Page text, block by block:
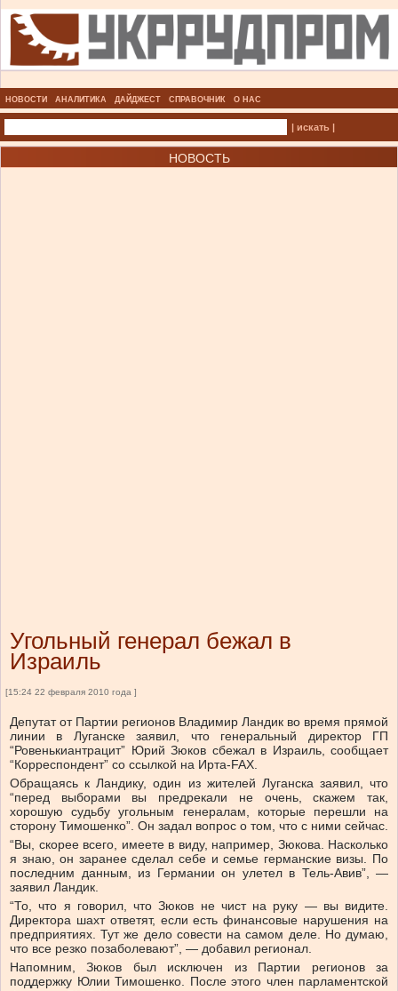
НОВОСТИ АНАЛИТИКА ДАЙДЖЕСТ СПРАВОЧНИК О НАС
| искать |
НОВОСТЬ
Угольный генерал бежал в
Израиль
[15:24 22 февраля 2010 года ]
Депутат от Партии регионов Владимир Ландик во время прямой
линии в Луганске заявил, что генеральный директор ГП
“Ровенькиантрацит” Юрий Зюков сбежал в Израиль, сообщает
“Корреспондент” со ссылкой на Ирта-FAX.
Обращаясь к Ландику, один из жителей Луганска заявил, что
“перед выборами вы предрекали не очень, скажем так,
хорошую судьбу угольным генералам, которые перешли на
сторону Тимошенко”. Он задал вопрос о том, что с ними сейчас.
“Вы, скорее всего, имеете в виду, например, Зюкова. Насколько
я знаю, он заранее сделал себе и семье германские визы. По
последним данным, из Германии он улетел в Тель-Авив”, —
заявил Ландик.
“То, что я говорил, что Зюков не чист на руку — вы видите.
Директора шахт ответят, если есть финансовые нарушения на
предприятиях. Тут же дело совести на самом деле. Но думаю,
что все резко позаболевают”, — добавил регионал.
Напомним, Зюков был исключен из Партии регионов за
поддержку Юлии Тимошенко. После этого член парламентской